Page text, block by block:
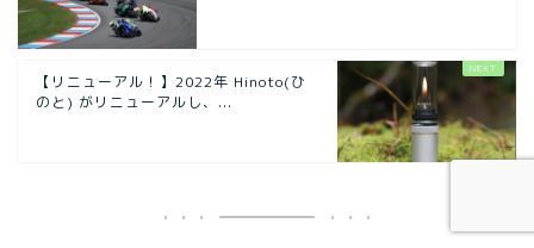
【リニューアル！】2022年 Hinoto(ひ
のと) がリニューアルし、...